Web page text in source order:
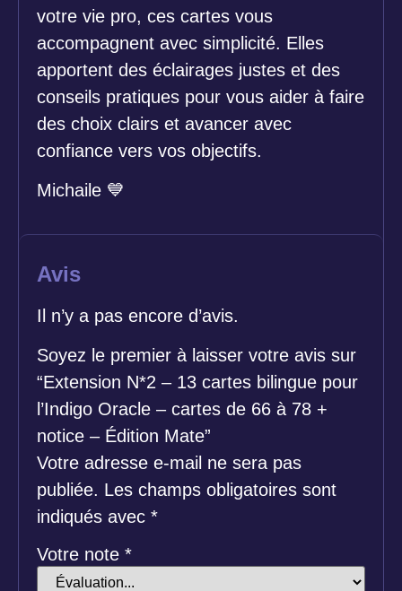
votre vie pro, ces cartes vous
accompagnent avec simplicité. Elles
apportent des éclairages justes et des
conseils pratiques pour vous aider à faire
des choix clairs et avancer avec
confiance vers vos objectifs.
Michaile 💙
Avis
Il n’y a pas encore d’avis.
Soyez le premier à laisser votre avis sur
“Extension N*2 – 13 cartes bilingue pour
l’Indigo Oracle – cartes de 66 à 78 +
notice – Édition Mate”
Votre adresse e-mail ne sera pas
publiée. Les champs obligatoires sont
indiqués avec *
Votre note *